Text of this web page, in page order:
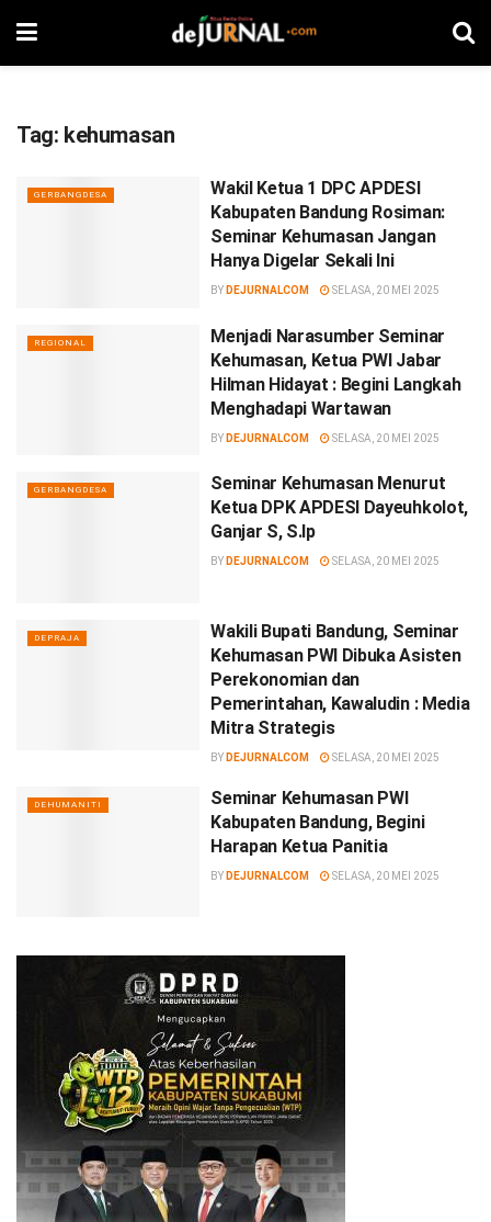
Tag: kehumasan
GERBANGDESA
Wakil Ketua 1 DPC APDESI
Kabupaten Bandung Rosiman:
Seminar Kehumasan Jangan
Hanya Digelar Sekali Ini
BY DEJURNALCOM SELASA, 20 MEI 2025
REGIONAL
Menjadi Narasumber Seminar
Kehumasan, Ketua PWI Jabar
Hilman Hidayat : Begini Langkah
Menghadapi Wartawan
BY DEJURNALCOM SELASA, 20 MEI 2025
GERBANGDESA
Seminar Kehumasan Menurut
Ketua DPK APDESI Dayeuhkolot,
Ganjar S, S.Ip
BY DEJURNALCOM SELASA, 20 MEI 2025
DEPRAJA
Wakili Bupati Bandung, Seminar
Kehumasan PWI Dibuka Asisten
Perekonomian dan
Pemerintahan, Kawaludin : Media
Mitra Strategis
BY DEJURNALCOM SELASA, 20 MEI 2025
DEHUMANITI
Seminar Kehumasan PWI
Kabupaten Bandung, Begini
Harapan Ketua Panitia
BY DEJURNALCOM SELASA, 20 MEI 2025